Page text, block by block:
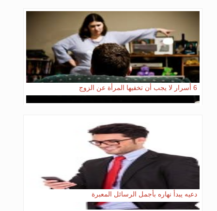
6 أسرار لا يجب أن تخفيها المرأة عن الزوج
دعيه يبدأ نهاره بأجمل الرسائل المعبرة